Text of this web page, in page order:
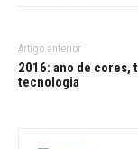
Artigo anterior
2016: ano de cores,
tecnologia